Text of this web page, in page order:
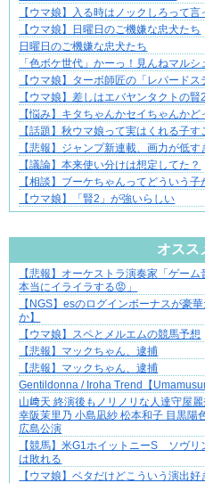
【ウマ娘】入る時はノックしろって言
【ウマ娘】日曜日のご機嫌な忠犬たち
日曜日のご機嫌な忠犬たち
「色ボケ世代」かーっ！見んねマル
【ウマ娘】ターボ師匠の「レパードス
【ウマ娘】差しはエバヤンタクトの
【悩み】キタちゃんかセイちゃんか
【話題】秋ウマ娘って実はくれる子
【悲報】ジャンプ新連載、画力が低す
【議論】本来使い分けは想定してた？
【相談】ブーケちゃんってどういう
【ウマ娘】「賢2」が強いらしい
オスス
先輩と後輩、距離が変わった日から始
【悲報】オーケストラ演奏家「ゲー
本当にイライラする😡」
【NGS】esのログインボーナスが豪
か】
【ウマ娘】スペとメルエムの競馬予想
【悲報】マックちゃん、逮捕
【悲報】マックちゃん、逮捕
Gentildonna / Iroha Trend【
山﨑天 終演後もノリノリな人達守屋
幸阪茉里乃 小島凪紗 松本和子 目黒陽
広島公演
【競馬】米G1ホイットニーS ソヴ
は敗れる
【ウマ娘】ベタだけどこういう演出好